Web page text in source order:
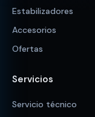
Estabilizadores
Accesorios
Ofertas
Servicios
Servicio técnico